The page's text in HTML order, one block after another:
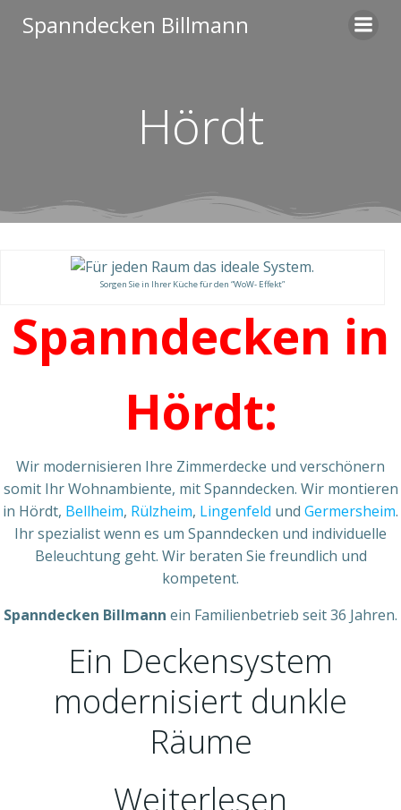
Inhalt
Spanndecken Billmann
Hördt
Sorgen Sie in Ihrer Küche für den “WoW- Effekt”
Spanndecken in
Hördt:
Wir modernisieren Ihre Zimmerdecke und verschönern
somit Ihr Wohnambiente, mit Spanndecken. Wir montieren
in Hördt, Bellheim, Rülzheim, Lingenfeld und Germersheim.
Ihr spezialist wenn es um Spanndecken und individuelle
Beleuchtung geht. Wir beraten Sie freundlich und
kompetent.
Spanndecken Billmann ein Familienbetrieb seit 36 Jahren.
Ein Deckensystem
modernisiert dunkle
Räume
Weiterlesen